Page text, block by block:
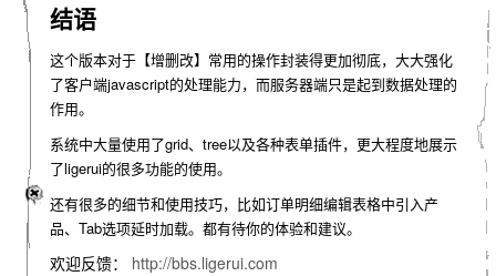
结语
这个版本对于【增删改】常用的操作封装得更加彻底，大大强化
了客户端javascript的处理能力，而服务器端只是起到数据处理的
作用。
系统中大量使用了grid、tree以及各种表单插件，更大程度地展示
了ligerui的很多功能的使用。
还有很多的细节和使用技巧，比如订单明细编辑表格中引入产
品、Tab选项延时加载。都有待你的体验和建议。
欢迎反馈： http://bbs.ligerui.com